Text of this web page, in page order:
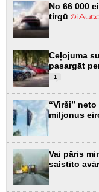
No 66 000
tirgū
Ceļojuma
pasargāt
1
“Virši”
miljonus
Vai pāris
saistīto